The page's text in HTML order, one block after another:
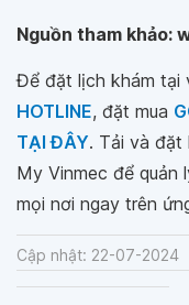
Nguồn tham khảo:
Để đặt lịch khám tại
HOTLINE, đặt mua
TẠI ĐÂY. Tải và đặt
My Vinmec để quản
mọi nơi ngay trên
Cập nhật: 22-07-2024